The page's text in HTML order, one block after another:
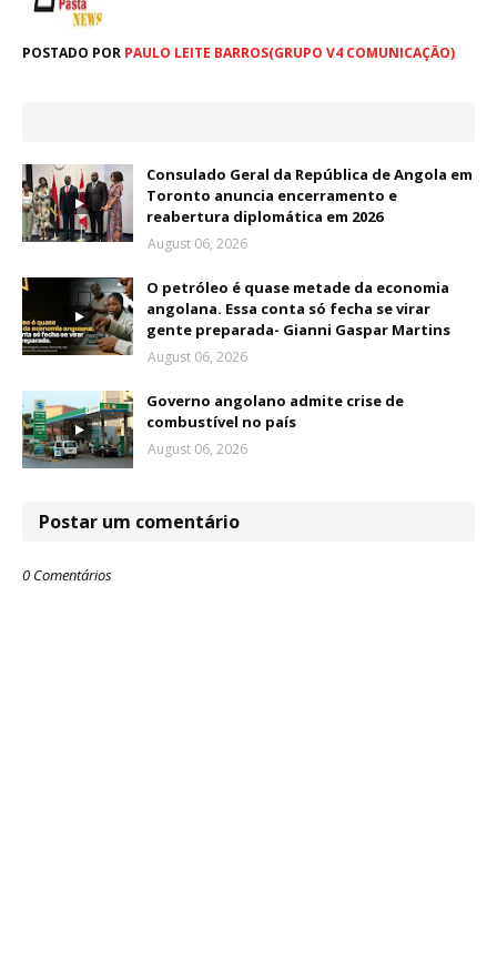
POSTADO POR PAULO LEITE BARROS(GRUPO V4 COMUNICAÇÃO)
Consulado Geral da República de Angola em
Toronto anuncia encerramento e
reabertura diplomática em 2026
August 06, 2026
O petróleo é quase metade da economia
angolana. Essa conta só fecha se virar
gente preparada- Gianni Gaspar Martins
August 06, 2026
Governo angolano admite crise de
combustível no país
August 06, 2026
Postar um comentário
0 Comentários